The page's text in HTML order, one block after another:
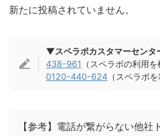
新たに投稿されていません。
▼スペラボカスタマーセンタ
438-961
（スペラボの利用
0120-440-624 （スペラボ
【参考】電話が繋がらない他社